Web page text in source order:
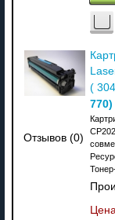
Отзывов (0)
(
770)